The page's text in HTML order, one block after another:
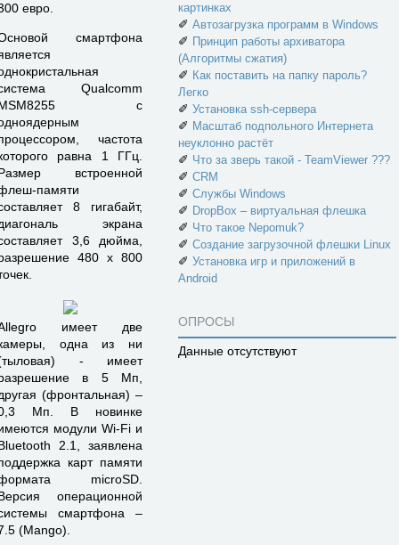
евро.
смартфона
Qualcomm
с
частота
равна 1 ГГц.
встроенной
памяти
8 гигабайт,
экрана
3,6 дюйма,
480 х 800
имеет две
одна из ни
- имеет
в 5 Мп,
(фронтальная) –
Мп. В новинке
модули Wi-Fi и
2.1, заявлена
карт памяти
microSD.
операционной
смартфона –
(Mango).
картинках
✐ Автозагрузка программ в Windows
✐ Принцип работы архиватора
(Алгоритмы сжатия)
✐ Как поставить на папку пароль?
Легко
✐ Установка ssh-сервера
✐ Масштаб подпольного Интернета
неуклонно растёт
✐ Что за зверь такой - TeamViewer ???
✐ CRM
✐ Службы Windows
✐ DropBox – виртуальная флешка
✐ Что такое Nepomuk?
✐ Создание загрузочной флешки Linux
✐ Установка игр и приложений в
Android
ОПРОСЫ
Данные отсутствуют